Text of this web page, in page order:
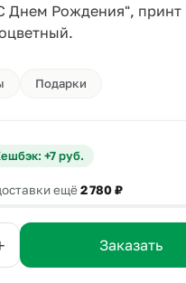
Днем Рождения", принт
Подарки
+7 руб.
ещё2 780 ₽
Заказать